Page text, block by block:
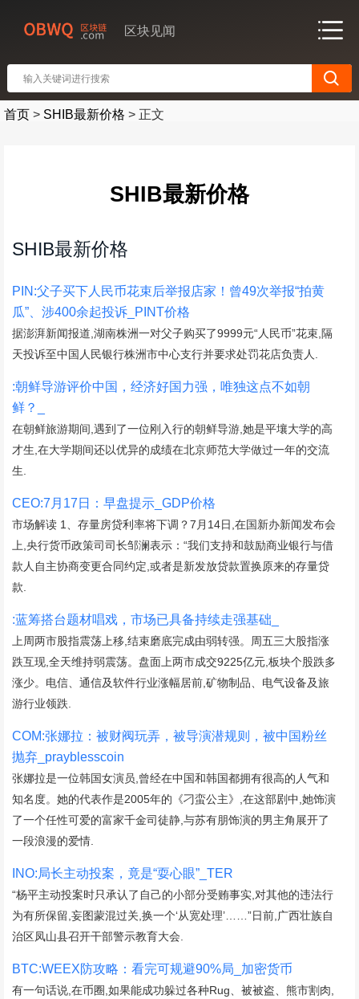
区块见闻
首页 > SHIB最新价格 > 正文
SHIB最新价格
SHIB最新价格
PIN:父子买下人民币花束后举报店家！曾49次举报“拍黄
瓜”、涉400余起投诉_PINT价格
据澎湃新闻报道,湖南株洲一对父子购买了9999元“人民币”花束,隔
天投诉至中国人民银行株洲市中心支行并要求处罚花店负责人.
:朝鲜导游评价中国，经济好国力强，唯独这点不如朝
鲜？_
在朝鲜旅游期间,遇到了一位刚入行的朝鲜导游,她是平壤大学的高
才生,在大学期间还以优异的成绩在北京师范大学做过一年的交流
生.
CEO:7月17日：早盘提示_GDP价格
市场解读 1、存量房贷利率将下调？7月14日,在国新办新闻发布会
上,央行货币政策司司长邹澜表示：“我们支持和鼓励商业银行与借
款人自主协商变更合同约定,或者是新发放贷款置换原来的存量贷
款.
:蓝筹搭台题材唱戏，市场已具备持续走强基础_
上周两市股指震荡上移,结束磨底完成由弱转强。周五三大股指涨
跌互现,全天维持弱震荡。盘面上两市成交9225亿元,板块个股跌多
涨少。电信、通信及软件行业涨幅居前,矿物制品、电气设备及旅
游行业领跌.
COM:张娜拉：被财阀玩弄，被导演潜规则，被中国粉丝
抛弃_prayblesscoin
张娜拉是一位韩国女演员,曾经在中国和韩国都拥有很高的人气和
知名度。她的代表作是2005年的《刁蛮公主》,在这部剧中,她饰演
了一个任性可爱的富家千金司徒静,与苏有朋饰演的男主角展开了
一段浪漫的爱情.
INO:局长主动投案，竟是“耍心眼”_TER
“杨平主动投案时只承认了自己的小部分受贿事实,对其他的违法行
为有所保留,妄图蒙混过关,换一个‘从宽处理’……”日前,广西壮族自
治区凤山县召开干部警示教育大会.
BTC:WEEX防攻略：看完可规避90%局_加密货币
有一句话说,在币圈,如果能成功躲过各种Rug、被被盗、熊市割肉,